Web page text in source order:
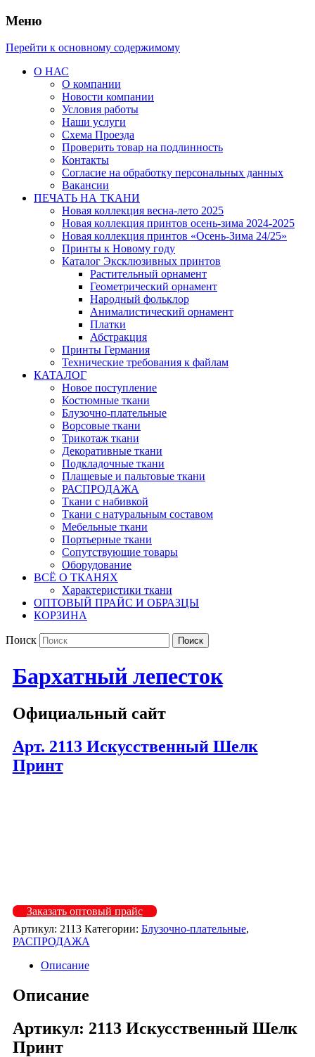
Меню
Перейти к основному содержимому
О НАС
О компании
Новости компании
Условия работы
Наши услуги
Схема Проезда
Проверить товар на подлинность
Контакты
Согласие на обработку персональных данных
Вакансии
ПЕЧАТЬ НА ТКАНИ
Новая коллекция весна-лето 2025
Новая коллекция принтов осень-зима 2024-2025
Новая коллекция принтов «Осень-Зима 24/25»
Принты к Новому году
Каталог Эксклюзивных принтов
Растительный орнамент
Геометрический орнамент
Народный фольклор
Анималистический орнамент
Платки
Абстракция
Принты Германия
Технические требования к файлам
КАТАЛОГ
Новое поступление
Костюмные ткани
Блузочно-плательные
Ворсовые ткани
Трикотаж ткани
Декоративные ткани
Подкладочные ткани
Плащевые и пальтовые ткани
РАСПРОДАЖА
Ткани с набивкой
Ткани с натуральным составом
Мебельные ткани
Портьерные ткани
Сопутствующие товары
Оборудование
ВСЁ О ТКАНЯХ
Характеристики ткани
ОПТОВЫЙ ПРАЙС И ОБРАЗЦЫ
КОРЗИНА
Поиск
Бархатный лепесток
Официальный сайт
Арт. 2113 Искусственный Шелк
Принт
Заказать оптовый прайс
Артикул: 2113 Категории: Блузочно-плательные,
РАСПРОДАЖА
Описание
Описание
Артикул: 2113 Искусственный Шелк
Принт